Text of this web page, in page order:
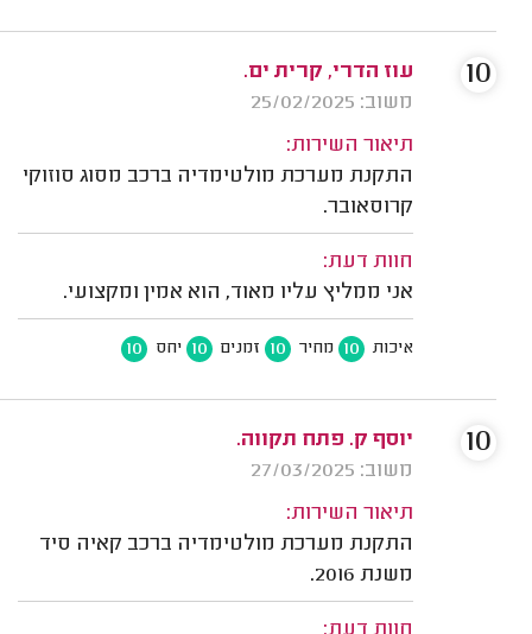
עוז הדרי, קרית ים.
משוב: 25/02/2025
תיאור השירות:
התקנת מערכת מולטימדיה ברכב מסוג סוזוקי
קרוסאובר.
חוות דעת:
אני ממליץ עליו מאוד, הוא אמין ומקצועי.
איכות 10 מחיר 10 זמנים 10 יחס 10
10
יוסף ק. פתח תקווה.
משוב: 27/03/2025
תיאור השירות:
התקנת מערכת מולטימדיה ברכב קאיה סיד
משנת 2016.
10